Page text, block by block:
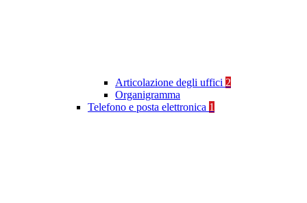
Articolazione degli uffici 2
Organigramma
Telefono e posta elettronica 1